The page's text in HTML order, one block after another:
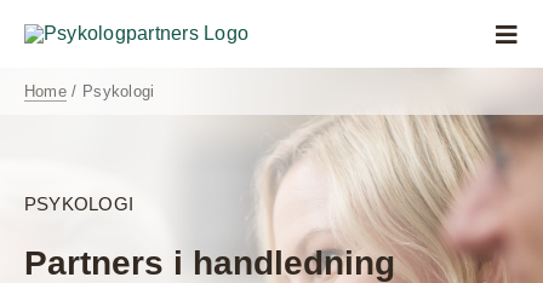
Våra kunder
Lär dig mer
Home Psykologi
PSYKOLOGI
Partners i handledning